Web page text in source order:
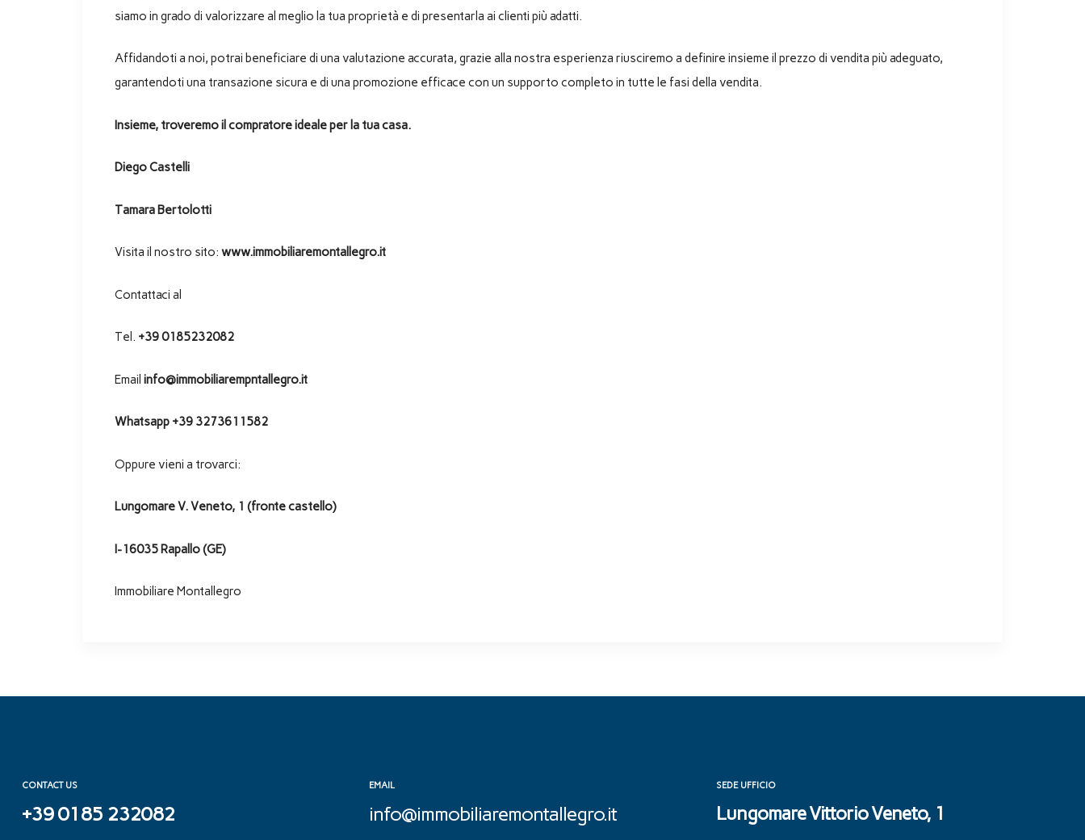
siamo in grado di valorizzare al meglio la tua proprietà e di presentarla ai clienti più adatti.
Affidandoti a noi, potrai beneficiare di una valutazione accurata, grazie alla nostra esperienza riusciremo a definire insieme il prezzo di vendita più adeguato,
garantendoti una transazione sicura e di una promozione efficace con un supporto completo in tutte le fasi della vendita.
Insieme, troveremo il compratore ideale per la tua casa.
Diego Castelli
Tamara Bertolotti
Visita il nostro sito: www.immobiliaremontallegro.it
Contattaci al
Tel. +39 0185232082
Email info@immobiliarempntallegro.it
Whatsapp +39 3273611582
Oppure vieni a trovarci:
Lungomare V. Veneto, 1 (fronte castello)
I-16035 Rapallo (GE)
Immobiliare Montallegro
CONTACT US
+39 0185 232082
EMAIL
info@immobiliaremontallegro.it
SEDE UFFICIO
Lungomare Vittorio Veneto, 1